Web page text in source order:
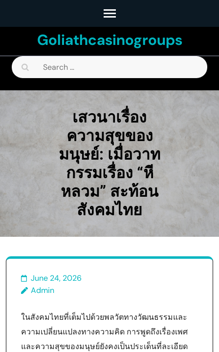
Enter)
Goliathcasinogroups
Search
for:
เสวนาเรื่อง
ความสุขของ
มนุษย์: เมื่อวาท
กรรมเรื่อง “หี
หลวม” สะท้อน
สังคมไทย
June 24, 2026
Admin
ในสังคมไทยที่เต็มไปด้วยพลวัตทางวัฒนธรรมและ
ความเปลี่ยนแปลงทางความคิด การพูดถึงเรื่องเพศ
และความสุขของมนุษย์ยังคงเป็นประเด็นที่ละเอียด